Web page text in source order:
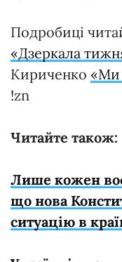
Подробиці
«Дзеркала
Кириченко «Ми
!zn
Читайте також:
Лише кожен
що нова
ситуацію в